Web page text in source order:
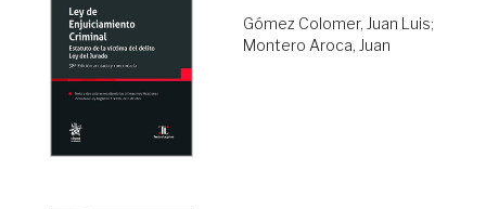
Gómez Colomer, Juan Luis;
Montero Aroca, Juan